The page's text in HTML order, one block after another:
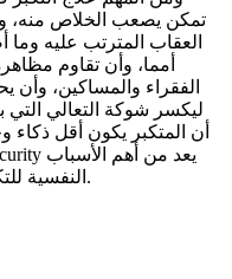
تمكن يصعب الخلاص منه،
العقاب المترتب عليه
أمما، وأن تقاوم
الفقراء والمساكين،
ليكسر شوكة التعالي التي
أن المتكبر يكون أقل
النفسية للتكبر لأن الشعور بالنقص يقود إلى التكبر.